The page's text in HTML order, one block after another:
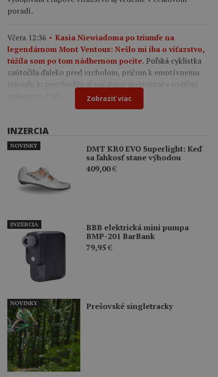
poradí.
Včera 12:36
Kasia Niewiadoma po triumfe na
legendárnom Mont Ventoux: Nešlo mi iba o víťazstvo,
túžila som po tom nádhernom pocite. Poľská cyklistka
zaútočila ďaleko pred vrcholom, pričom k emotívnemu
triumfu ju povzbudilo aj nečakané stretnutie s rodičmi
Zobraziť viac
INZERCIA
DMT KR0 EVO Superlight: Keď
sa ľahkosť stane výhodou
409,00€
NOVINKY
BBB elektrická mini pumpa
BMP-201 BarBank
79,95€
INZERCIA
Prešovské singletracky
NOVINKY